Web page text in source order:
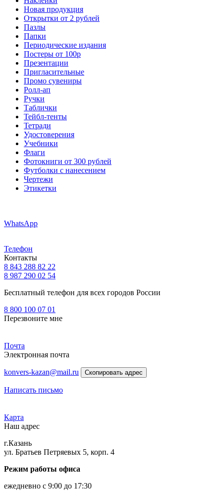
Новая продукция
Открытки от 2 рублей
Пазлы
Папки
Периодические издания
Постеры от 100р
Презентации
Пригласительные
Промо сувениры
Ролл-ап
Ручки
Таблички
Тейбл-тенты
Тетради
Удостоверения
Учебники
Флаги
Фотокниги от 300 рублей
Футболки с нанесением
Чертежи
Этикетки
WhatsApp
Телефон
Контакты
8 843 288 82 22
8 987 290 02 54
Бесплатный телефон для всех городов России
8 800 100 07 01
Перезвоните мне
Почта
Электронная почта
konvers-kazan@mail.ru Скопировать адрес
Написать письмо
Карта
Наш адрес
г.Казань
ул. Братьев Петряевых 5, корп. 4
Режим работы офиса
ежедневно с 9:00 до 17:30